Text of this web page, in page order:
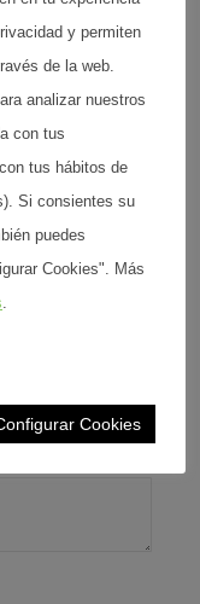
y permiten
de la web.
analizar nuestros
con tus
tus hábitos de
Si consientes su
puedes
Cookies". Más
Cookies